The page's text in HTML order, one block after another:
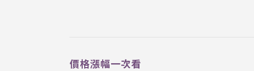
價格漲幅一次看